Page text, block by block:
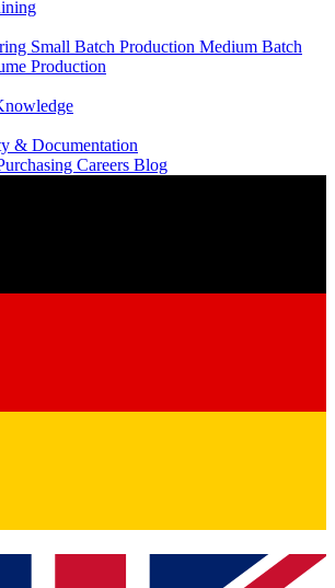
Small Batch Production Medium Batch
Production
& Documentation
Careers Blog